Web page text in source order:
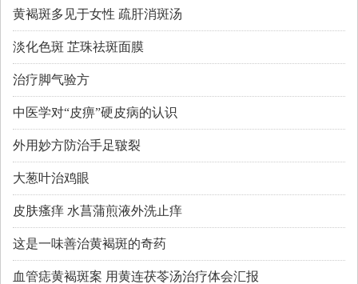
黄褐斑多见于女性 疏肝消斑汤
淡化色斑 芷珠祛斑面膜
治疗脚气验方
中医学对“皮痹”硬皮病的认识
外用妙方防治手足皲裂
大葱叶治鸡眼
皮肤瘙痒 水菖蒲煎液外洗止痒
这是一味善治黄褐斑的奇药
血管痣黄褐斑案 用黄连茯苓汤治疗体会汇报